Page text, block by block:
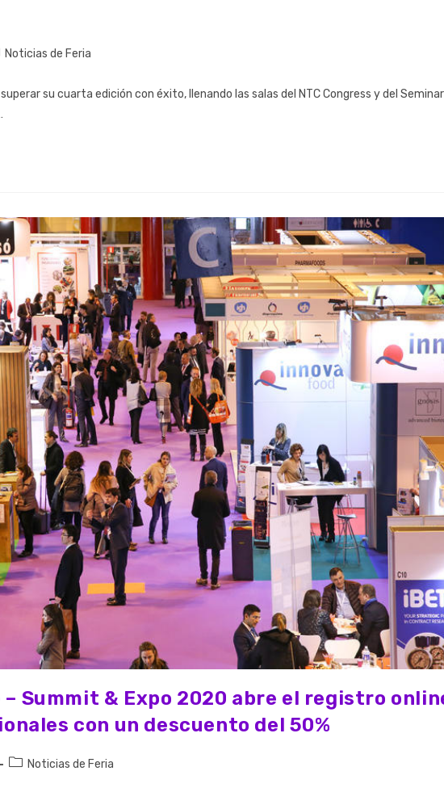
Noticias de Feria
su cuarta edición con éxito, llenando las salas del NTC Congress y del Seminar
Summit & Expo 2020 abre el registro
con un descuento del 50%
Noticias de Feria